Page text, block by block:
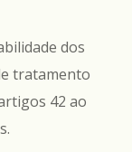
dos
tratamento
42 ao